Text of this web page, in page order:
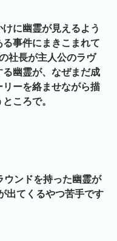
に幽霊が見えるよう
事件にまきこまれて
社長が主人公のラヴ
幽霊が、なぜまだ成
ーを絡ませながら描
ころで。
ウンドを持った幽霊が
出てくるやつ苦手です